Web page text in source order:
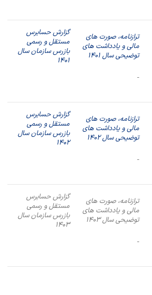
ترازنامه، صورت های
مالی و یادداشت های
توضیحی سال1401
گزارش حسابرس
مستقل و رسمی
بازرس سازمان سال
۱۴۰1
ترازنامه، صورت های
مالی و یادداشت های
توضیحی سال1402
گزارش حسابرس
مستقل و رسمی
بازرس سازمان سال
۱۴۰2
ترازنامه، صورت های
مالی و یادداشت های
توضیحی سال1403
گزارش حسابرس
مستقل و رسمی
بازرس سازمان سال
۱۴۰3